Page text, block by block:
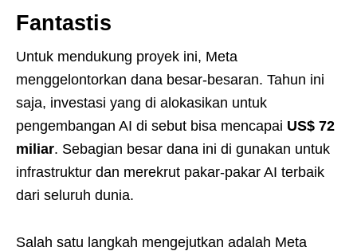
Fantastis
Untuk mendukung proyek ini, Meta
menggelontorkan dana besar-besaran. Tahun ini
saja, investasi yang di alokasikan untuk
pengembangan AI di sebut bisa mencapai US$ 72
miliar. Sebagian besar dana ini di gunakan untuk
infrastruktur dan merekrut pakar-pakar AI terbaik
dari seluruh dunia.
Salah satu langkah mengejutkan adalah Meta